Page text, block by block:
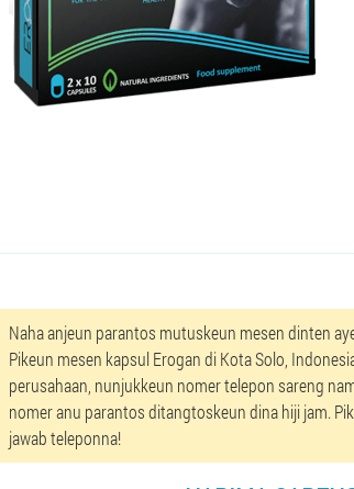
Naha anjeun parantos mutuskeun mesen dinten
Pikeun mesen kapsul Erogan di Kota Solo,
perusahaan, nunjukkeun nomer telepon sareng
nomer anu parantos ditangtoskeun dina hiji jam.
jawab teleponna!